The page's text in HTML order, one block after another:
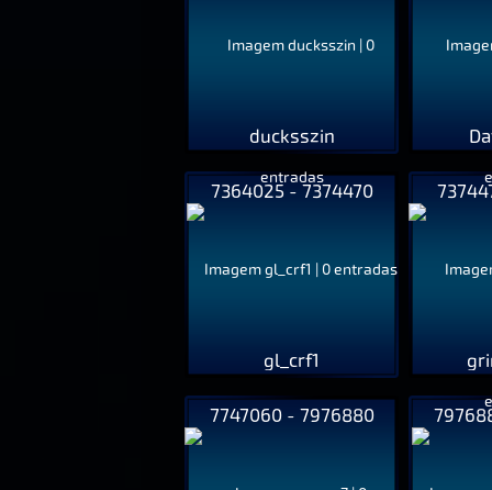
ducksszin
7364025 - 7374470
gl_crf1
7747060 - 7976880